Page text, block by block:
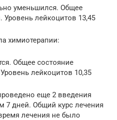
уменьшился. Общее
Уровень лейкоцитов 13,45
химиотерапии:
Общее состояние
лейкоцитов 10,35
еще 2 введения
7 дней. Общий курс лечения
лечения не было